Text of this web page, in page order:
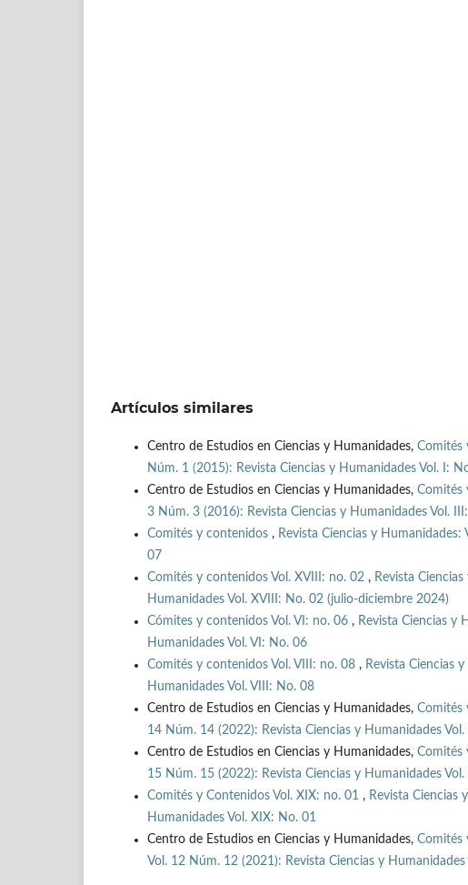
Artículos similares
Centro de Estudios en Ciencias y Humanidades, Comités
Núm. 1 (2015): Revista Ciencias y Humanidades Vol. I:
Centro de Estudios en Ciencias y Humanidades, Comités
3 Núm. 3 (2016): Revista Ciencias y Humanidades Vol.
Comités y contenidos , Revista Ciencias y
07
Comités y contenidos Vol. XVIII: no. 02 , Revista
Humanidades Vol. XVIII: No. 02 (julio-diciembre 2024)
Cómites y contenidos Vol. VI: no. 06 , Revista Ciencias y
Humanidades Vol. VI: No. 06
Comités y contenidos Vol. VIII: no. 08 , Revista Ciencias
Humanidades Vol. VIII: No. 08
Centro de Estudios en Ciencias y Humanidades, Comités
14 Núm. 14 (2022): Revista Ciencias y Humanidades
Centro de Estudios en Ciencias y Humanidades, Comités
15 Núm. 15 (2022): Revista Ciencias y Humanidades
Comités y Contenidos Vol. XIX: no. 01 , Revista Ciencias
Humanidades Vol. XIX: No. 01
Centro de Estudios en Ciencias y Humanidades, Comités
Vol. 12 Núm. 12 (2021): Revista Ciencias y